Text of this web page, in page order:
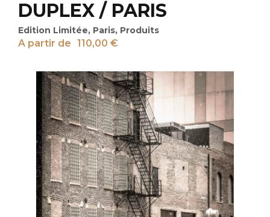
DUPLEX / PARIS
Edition Limitée, Paris, Produits
A partir de 110,00 €